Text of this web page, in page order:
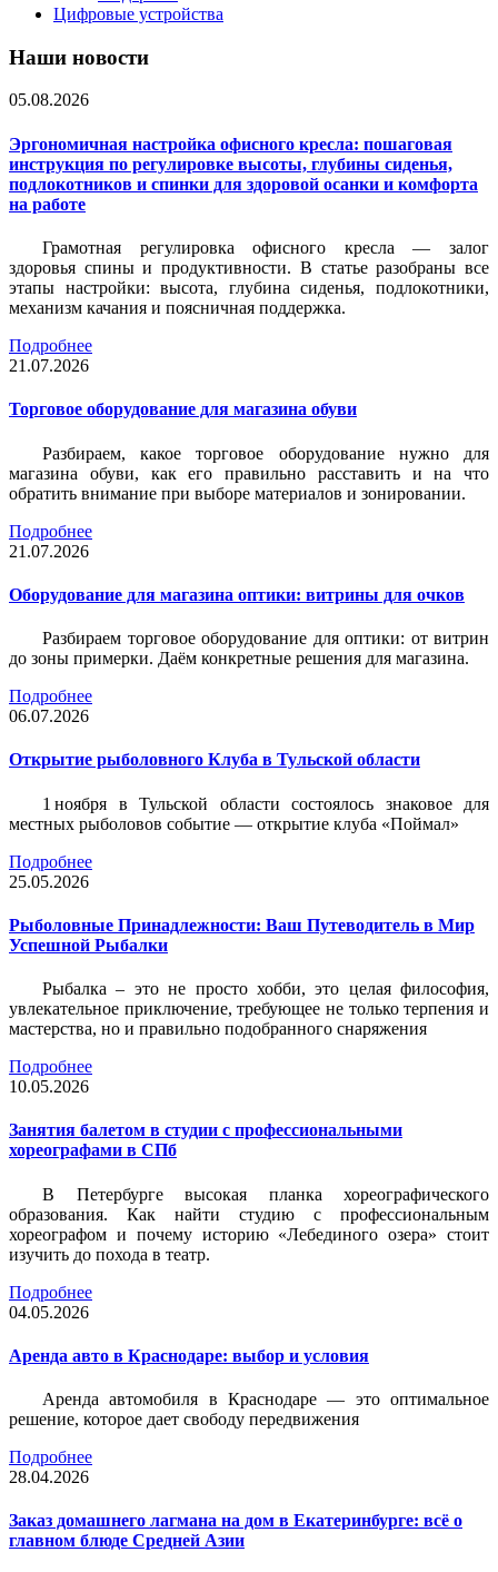
Цифровые устройства
Наши новости
05.08.2026
Эргономичная настройка офисного кресла: пошаговая
инструкция по регулировке высоты, глубины сиденья,
подлокотников и спинки для здоровой осанки и комфорта
на работе
Грамотная регулировка офисного кресла — залог
здоровья спины и продуктивности. В статье разобраны все
этапы настройки: высота, глубина сиденья, подлокотники,
механизм качания и поясничная поддержка.
Подробнее
21.07.2026
Торговое оборудование для магазина обуви
Разбираем, какое торговое оборудование нужно для
магазина обуви, как его правильно расставить и на что
обратить внимание при выборе материалов и зонировании.
Подробнее
21.07.2026
Оборудование для магазина оптики: витрины для очков
Разбираем торговое оборудование для оптики: от витрин
до зоны примерки. Даём конкретные решения для магазина.
Подробнее
06.07.2026
Открытие рыболовного Клуба в Тульской области
1 ноября в Тульской области состоялось знаковое для
местных рыболовов событие — открытие клуба «Поймал»
Подробнее
25.05.2026
Рыболовные Принадлежности: Ваш Путеводитель в Мир
Успешной Рыбалки
Рыбалка – это не просто хобби, это целая философия,
увлекательное приключение, требующее не только терпения и
мастерства, но и правильно подобранного снаряжения
Подробнее
10.05.2026
Занятия балетом в студии с профессиональными
хореографами в СПб
В Петербурге высокая планка хореографического
образования. Как найти студию с профессиональным
хореографом и почему историю «Лебединого озера» стоит
изучить до похода в театр.
Подробнее
04.05.2026
Аренда авто в Краснодаре: выбор и условия
Аренда автомобиля в Краснодаре — это оптимальное
решение, которое дает свободу передвижения
Подробнее
28.04.2026
Заказ домашнего лагмана на дом в Екатеринбурге: всё о
главном блюде Средней Азии